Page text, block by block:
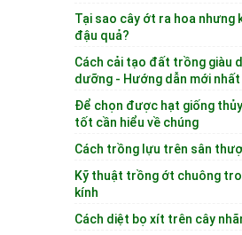
Tại sao cây ớt ra hoa nhưng
đậu quả?
Cách cải tạo đất trồng giàu
dưỡng - Hướng dẫn mới nhất
Để chọn được hạt giống
tốt cần hiểu về chúng
Cách trồng lựu trên sân
Kỹ thuật trồng ớt chuông
kính
Cách diệt bọ xít trên cây